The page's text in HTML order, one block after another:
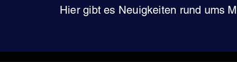
Hier gibt es Neuigkeiten rund ums